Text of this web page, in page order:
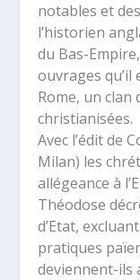
notables et
l’historien
du Bas-
ouvrages qu’il
Rome, un clan
christianisées.
Avec l’édit de
Milan) les
allégeance à
Théodose
d’Etat,
pratiques
deviennent-ils